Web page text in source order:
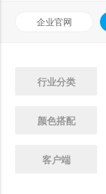
企业官网
行业分类
颜色搭配
客户端